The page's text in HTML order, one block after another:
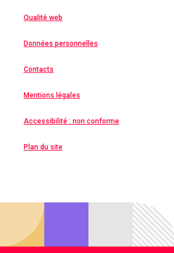
Qualité web
Données personnelles
Contacts
Mentions légales
Accessibilité : non conforme
Plan du site